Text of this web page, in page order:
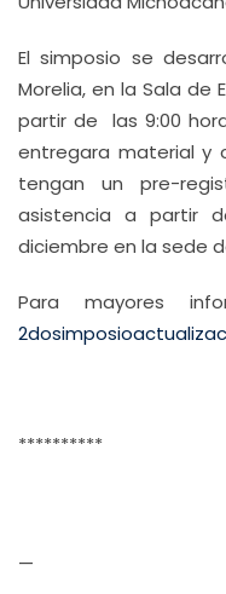
El simposio se
Morelia, en la Sala de
partir de las 9:00
entregara material y
tengan un pre-
asistencia a partir
diciembre en la sede
Para mayores
**********
—